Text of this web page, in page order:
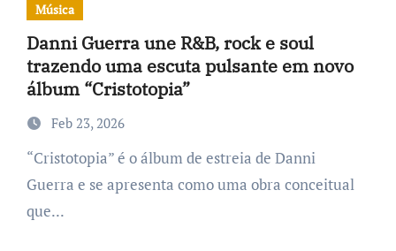
Música
Danni Guerra une R&B, rock e soul
trazendo uma escuta pulsante em novo
álbum “Cristotopia”
Feb 23, 2026
“Cristotopia” é o álbum de estreia de Danni
Guerra e se apresenta como uma obra conceitual
que...